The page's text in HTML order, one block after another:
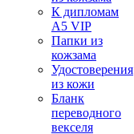
К дипломам
А5 VIP
Папки из
кожзама
Удостоверения
из кожи
Бланк
переводного
векселя